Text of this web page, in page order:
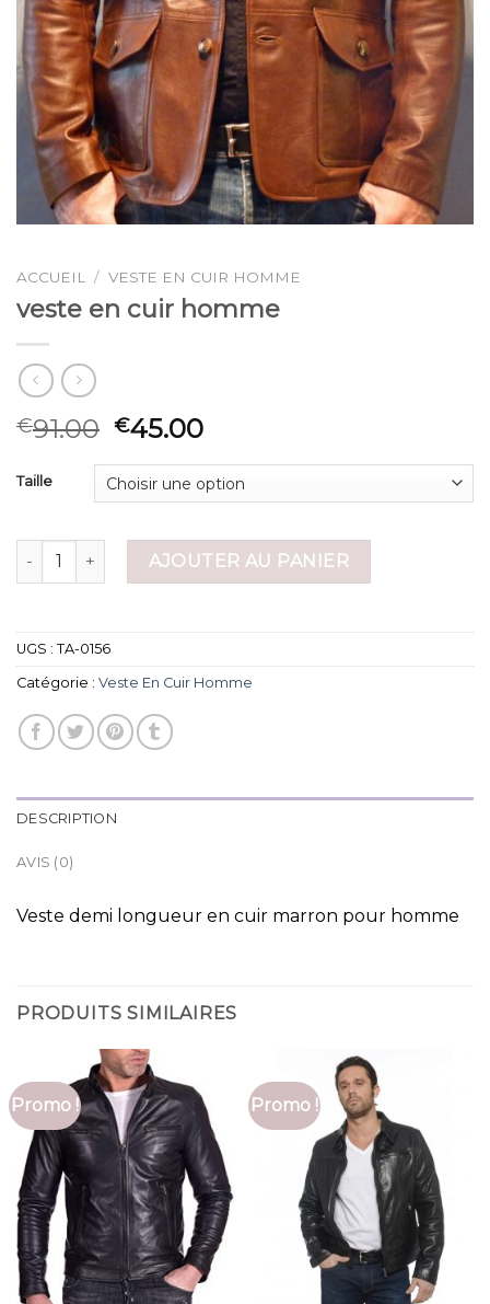
ACCUEIL / VESTE EN CUIR HOMME
veste en cuir homme
€91.00 €45.00
Taille
quantité de veste en cuir homme
AJOUTER AU PANIER
UGS : TA-0156
Catégorie : Veste En Cuir Homme
DESCRIPTION
AVIS (0)
Veste demi longueur en cuir marron pour homme
PRODUITS SIMILAIRES
Promo ! Promo !